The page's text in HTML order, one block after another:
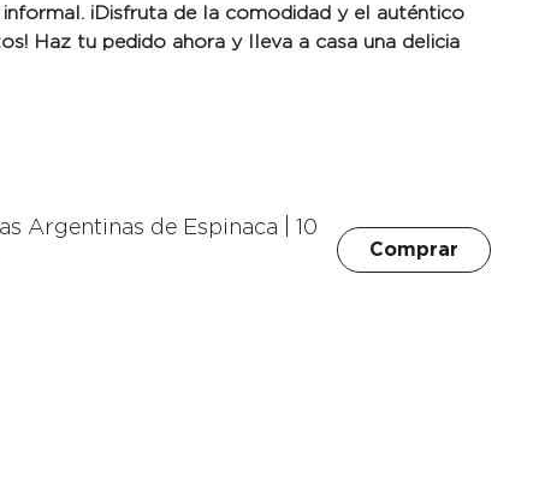
informal. ¡Disfruta de la comodidad y el auténtico
Haz tu pedido ahora y lleva a casa una delicia
Argentinas de Espinaca | 10
Comprar